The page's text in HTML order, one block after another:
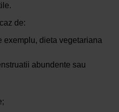
de:
exemplu, dieta vegetariana
abundente sau